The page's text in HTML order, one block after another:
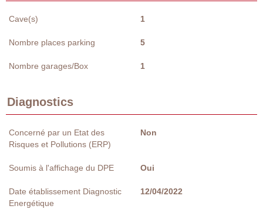
Cave(s) 1
Nombre places parking 5
Nombre garages/Box 1
Diagnostics
Concerné par un Etat des
Risques et Pollutions (ERP)
Non
Soumis à l'affichage du DPE Oui
Date établissement Diagnostic
Energétique
12/04/2022